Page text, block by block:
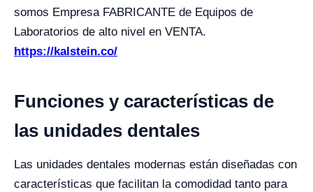
somos Empresa FABRICANTE de Equipos de
Laboratorios de alto nivel en VENTA.
https://kalstein.co/
Funciones y características de
las unidades dentales
Las unidades dentales modernas están diseñadas con
características que facilitan la comodidad tanto para